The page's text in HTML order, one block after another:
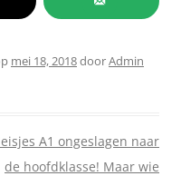
mei 18, 2018doorAdmin
A1 ongeslagen naar
de hoofdklasse! Maar wie